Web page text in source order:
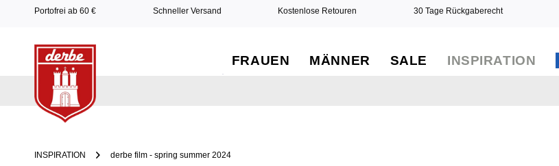
Portofrei ab 60 € Schneller Versand Kostenlose Retouren 30 Tage Rückgaberecht
FRAUEN MÄNNER SALE INSPIRATION
INSPIRATION derbe film - spring summer 2024